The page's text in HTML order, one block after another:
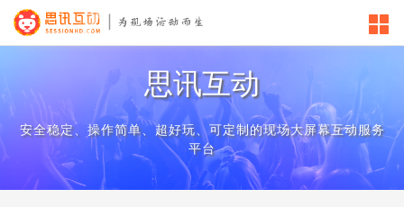
思讯互动
安全稳定、操作简单、超好玩、可定制的现场大屏幕互动服务
平台